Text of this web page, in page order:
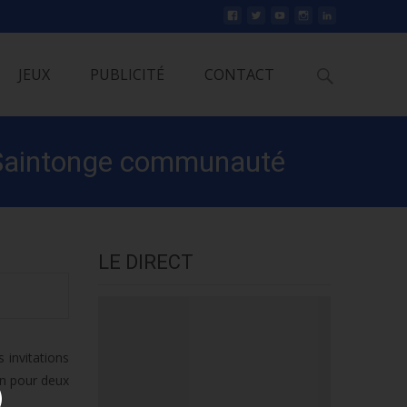
JEUX PUBLICITÉ CONTACT
communauté
invitations
pour deux
LE DIRECT